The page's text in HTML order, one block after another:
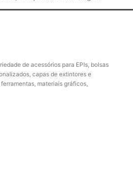
de acessórios para EPIs, bolsas
capas de extintores e
materiais gráficos,